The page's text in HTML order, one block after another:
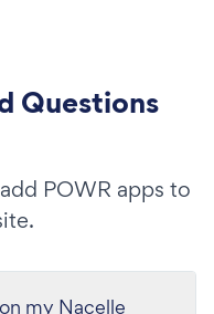
Questions
POWR apps to
my Nacelle